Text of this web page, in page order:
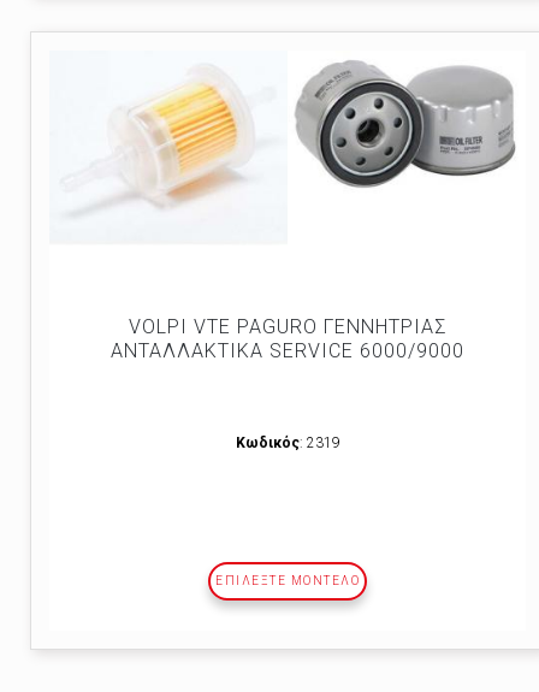
VOLPI VTE PAGURO ΓΕΝΝΗΤΡΙΑΣ
ΑΝΤΑΛΛΑΚΤΙΚΑ SERVICE 6000/9000
Κωδικός: 2319
ΕΠΙΛΕΞΤΕ ΜΟΝΤΕΛΟ